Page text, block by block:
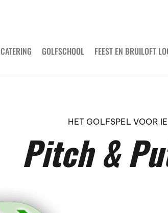
CATERING GOLFSCHOOL FEEST EN BRUILOFT
HET GOLFSPEL VOOR
Pitch &